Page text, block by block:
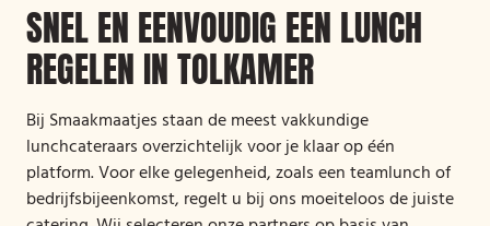
SNEL EN EENVOUDIG EEN LUNCH
REGELEN IN TOLKAMER
Bij Smaakmaatjes staan de meest vakkundige
lunchcateraars overzichtelijk voor je klaar op één
platform. Voor elke gelegenheid, zoals een teamlunch of
bedrijfsbijeenkomst, regelt u bij ons moeiteloos de juiste